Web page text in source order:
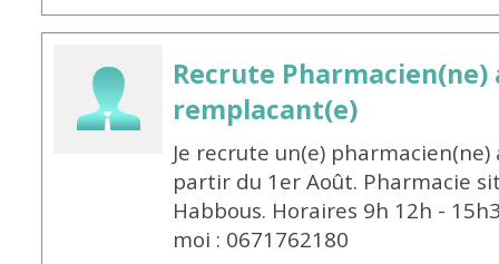
Recrute
remplacant(e)
Je recrute un(e)
partir du 1er Août. Pharmacie
Habbous. Horaires 9h 12h -
moi : 0671762180